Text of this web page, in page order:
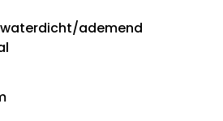
waterdicht/ademend